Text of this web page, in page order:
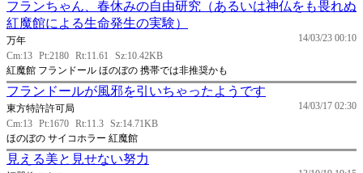
フランちゃん、春休みの自由研究（あるいは神仏をも畏れぬ
紅魔館による生命発生の実験）
14/03/23 00:10
万年
Cm:13 Pt:2180 Rt:11.61
Sz:10.42KB
紅魔館 フランドール ほのぼの 携帯では非推奨かも
フランドールが風邪を引いちゃったようです
14/03/17 02:30
東方特許許可局
Cm:13 Pt:1670 Rt:11.3 Sz:14.71KB
ほのぼの サイコホラー 紅魔館
見える美と見せない努力